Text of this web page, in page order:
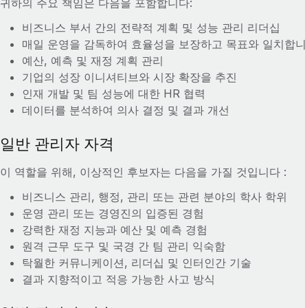
귀하의 주요 책임은 다음을 포함합니다:
비즈니스 부서 간의 전략적 계획 및 성능 관리 리더십
매일 운영을 감독하여 효율성을 보장하고 목표와 일치합
예산, 예측 및 재정 계획 관리
기업의 성장 이니셔티브와 시장 확장을 추진
인재 개발 및 팀 성능에 대한 HR 협력
데이터를 분석하여 의사 결정 및 결과 개선
일반 관리자 자격
이 역할을 위해, 이상적인 후보자는 다음을 가질 것입니다 :
비즈니스 관리, 행정, 관리 또는 관련 분야의 학사 학위
운영 관리 또는 경영진의 입증된 경험
강력한 재정 지능과 예산 및 예측 경험
원격 근무 도구 및 국경 간 팀 관리 익숙함
탁월한 커뮤니케이션, 리더십 및 인터인간 기술
결과 지향적이고 적응 가능한 사고 방식